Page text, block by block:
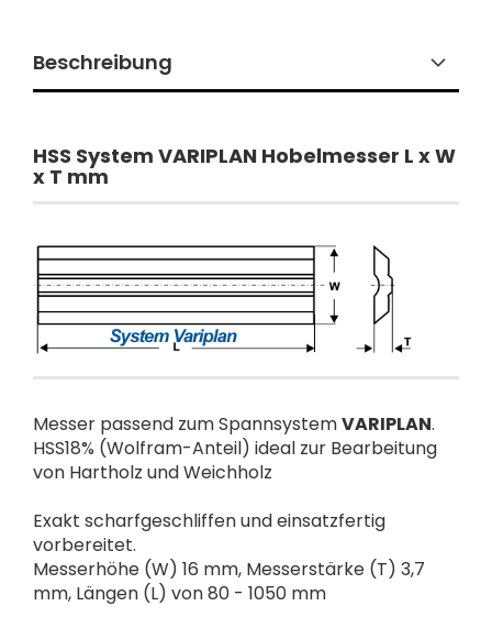
Beschreibung
​HSS System VARIPLAN Hobelmesser L x W
x T mm
Messer passend zum SpannsystemVARIPLAN.
HSS18% (Wolfram-Anteil) ideal zur Bearbeitung
von Hartholz und Weichholz
Exakt scharfgeschliffen und einsatzfertig
vorbereitet.
Messerhöhe (W) 16 mm, Messerstärke (T) 3,7
mm, Längen (L) von 80 - 1050 mm